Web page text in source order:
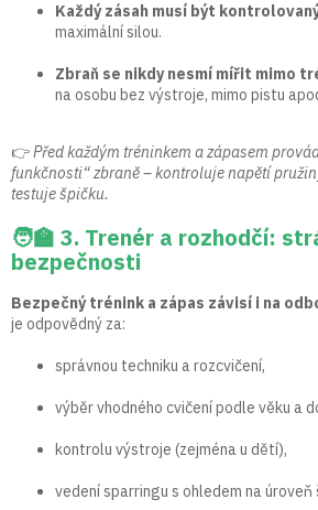
Každý zásah musí být
maximální silou.
Zbraň se nikdy nesmí mířit mimo
na osobu bez výstroje, mimo pistu
👉Před každým tréninkem a zápasem
funkčnosti“ zbraně – kontroluje napětí
testuje špičku.
🧑‍🏫 3. Trenér a rozhodčí:
bezpečnosti
Bezpečný trénink a zápas závisí i na
je odpovědný za:
správnou techniku a rozcvičení,
výběr vhodného cvičení podle věku a
kontrolu výstroje (zejména u dětí),
vedení sparringu s ohledem na úroveň